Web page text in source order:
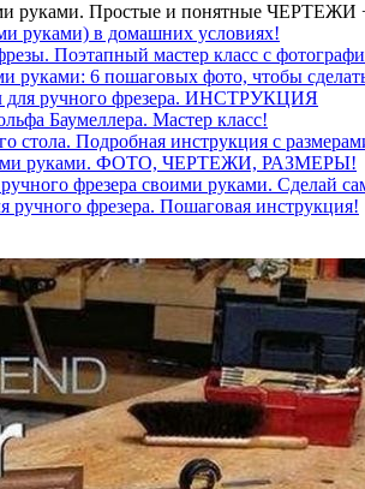
руками. Простые и понятные
руками) в домашних условиях!
Поэтапный мастер класс с
руками: 6 пошаговых фото, чтобы
для ручного фрезера. ИНСТРУКЦИЯ
Баумеллера. Мастер класс!
стола. Подробная инструкция с
руками. ФОТО, ЧЕРТЕЖИ, РАЗМЕРЫ!
фрезера своими руками. Сделай
ручного фрезера. Пошаговая инструкция!